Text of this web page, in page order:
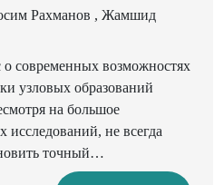
Рахманов , Жамшид
о современных возможностях
узловых образований
на большое
исследований, не всегда
точный
узлов щитовидной железы,